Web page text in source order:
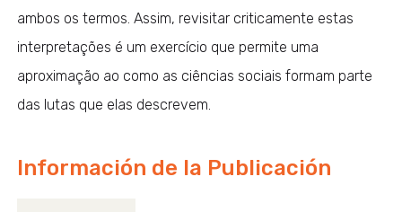
ambos os termos. Assim, revisitar criticamente estas
interpretações é um exercício que permite uma
aproximação ao como as ciências sociais formam parte
das lutas que elas descrevem.
Información de la Publicación